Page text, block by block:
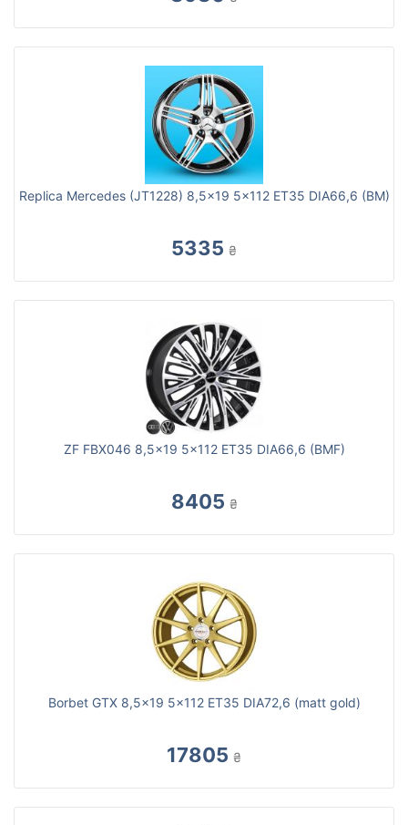
Replica Mercedes (JT1228) 8,5x19 5x112 ET35 DIA66,6 (BM)
5335 ₴
ZF FBX046 8,5x19 5x112 ET35 DIA66,6 (BMF)
8405 ₴
Borbet GTX 8,5x19 5x112 ET35 DIA72,6 (matt gold)
17805 ₴